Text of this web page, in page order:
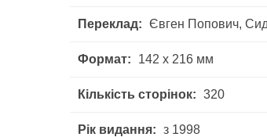
Переклад: Євген Попович,
Формат: 142 х 216 мм
Кількість сторінок: 320
Рік видання: з 1998